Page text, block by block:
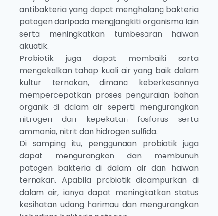
antibakteria yang dapat menghalang bakteria
patogen daripada mengjangkiti organisma lain
serta meningkatkan tumbesaran haiwan
akuatik.
Probiotik juga dapat membaiki serta
mengekalkan tahap kuali air yang baik dalam
kultur ternakan, dimana keberkesannya
mempercepatkan proses penguraian bahan
organik di dalam air seperti mengurangkan
nitrogen dan kepekatan fosforus serta
ammonia, nitrit dan hidrogen sulfida.
Di samping itu, penggunaan probiotik juga
dapat mengurangkan dan membunuh
patogen bakteria di dalam air dan haiwan
ternakan. Apabila probiotik dicampurkan di
dalam air, ianya dapat meningkatkan status
kesihatan udang harimau dan mengurangkan